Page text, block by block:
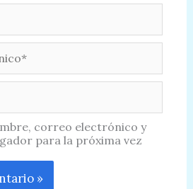
correo electrónico y
para la próxima vez